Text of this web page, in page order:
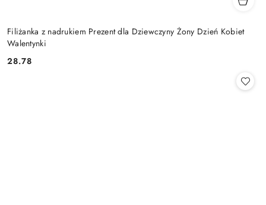
Filiżanka z nadrukiem Prezent dla Dziewczyny Żony Dzień Kobiet
Walentynki
Cena:
28.78